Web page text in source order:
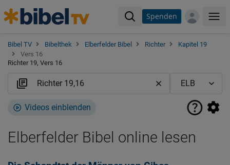
Spenden
Bibel TV Bibelthek Elberfelder Bibel Richter
Kapitel 19
Vers 16
Richter 19, Vers 16
Videos einblenden
Elberfelder Bibel online lesen